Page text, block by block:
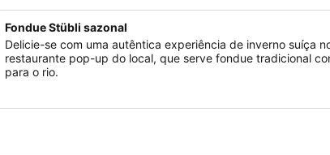
Fondue Stübli sazonal
Delicie-se com uma autêntica experiência de inverno suíça
restaurante pop-up do local, que serve fondue tradicional
para o rio.